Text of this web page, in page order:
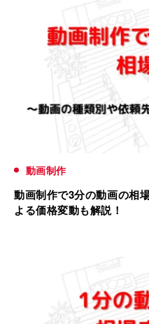
動画制作
動画制作で3分の動画の相
よる価格変動も解説！